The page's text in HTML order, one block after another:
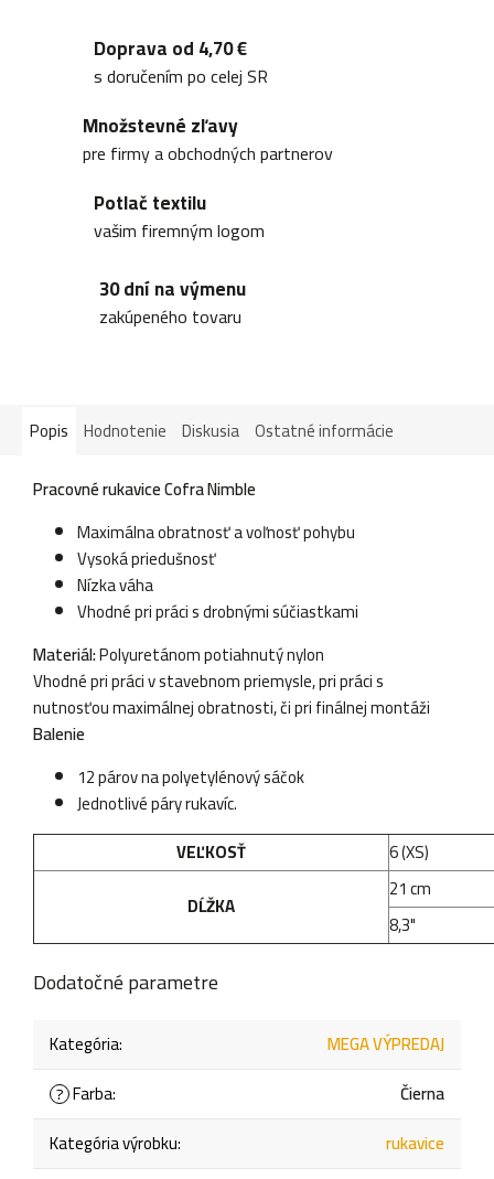
Doprava od 4,70 €
s doručením po celej SR
Množstevné zľavy
pre firmy a obchodných partnerov
Potlač textilu
vašim firemným logom
30 dní na výmenu
zakúpeného tovaru
Popis Hodnotenie Diskusia Ostatné informácie
Pracovné rukavice Cofra Nimble
Maximálna obratnosť a voľnosť pohybu
Vysoká priedušnosť
Nízka váha
Vhodné pri práci s drobnými súčiastkami
Materiál:Polyuretánom potiahnutý nylon
Vhodné pri práci v stavebnom priemysle, pri práci s
nutnosťou maximálnej obratnosti, či pri finálnej montáži
Balenie
12 párov na polyetylénový sáčok
Jednotlivé páry rukavíc.
VEĽKOSŤ
6 (XS)
DĹŽKA
21 cm
8,3"
Dodatočné parametre
Kategória: MEGA VÝPREDAJ
? Farba:
Čierna
Kategória výrobku:
rukavice